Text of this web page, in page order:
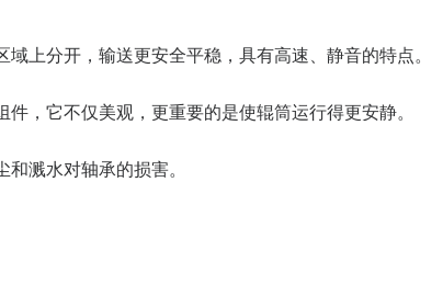
上分开，输送更安全平稳，具有高速、静音的特点。
，它不仅美观，更重要的是使辊筒运行得更安静。
溅水对轴承的损害。